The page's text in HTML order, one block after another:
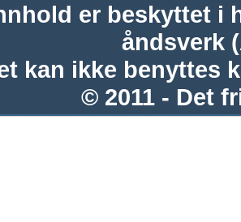
er beskyttet i
åndsverk
kan ikke benyttes
© 2011 - Det